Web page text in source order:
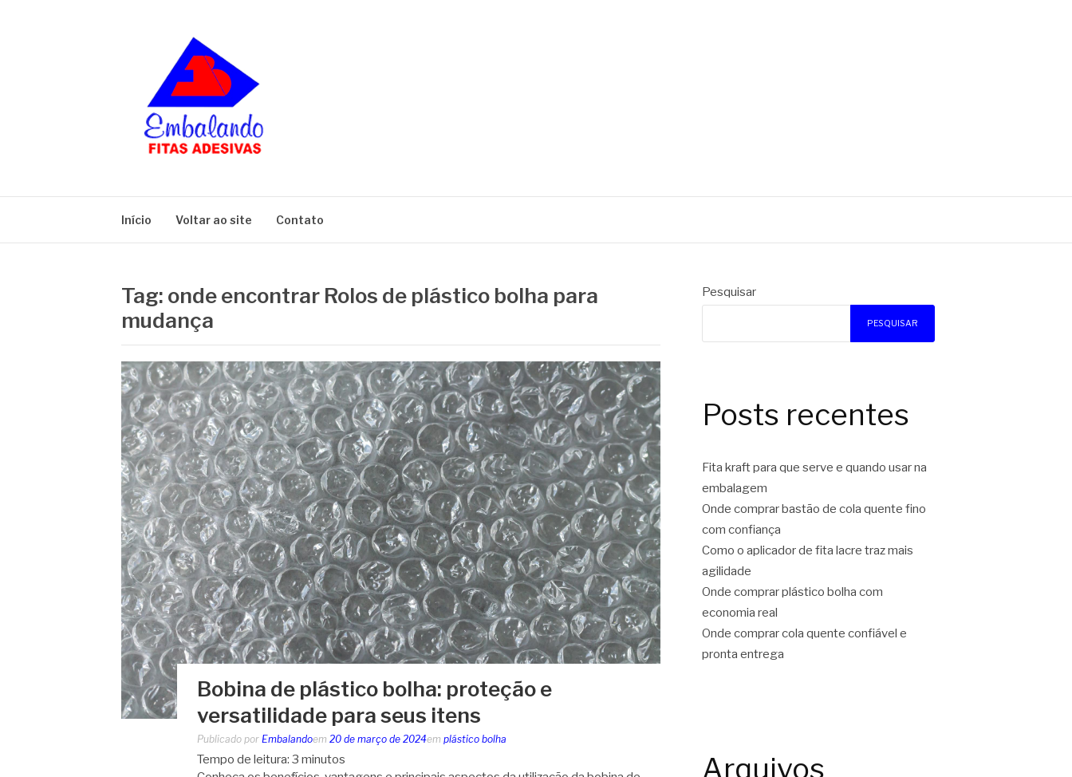
Início Voltar ao site Contato
Tag: onde encontrar Rolos de plástico bolha para
mudança
Bobina de plástico bolha: proteção e
versatilidade para seus itens
Publicado por Embalandoem 20 de março de 2024em plástico bolha
Tempo de leitura: 3 minutos
Pesquisar
PESQUISAR
Posts recentes
Fita kraft para que serve e quando usar na
embalagem
Onde comprar bastão de cola quente fino
com confiança
Como o aplicador de fita lacre traz mais
agilidade
Onde comprar plástico bolha com
economia real
Onde comprar cola quente confiável e
pronta entrega
Arquivos